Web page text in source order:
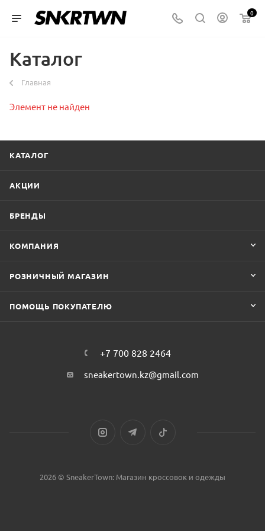
0
Каталог
Главная
Элемент не найден
КАТАЛОГ
АКЦИИ
БРЕНДЫ
КОМПАНИЯ
РОЗНИЧНЫЙ МАГАЗИН
ПОМОЩЬ ПОКУПАТЕЛЮ
+7 700 828 2464
sneakertown.kz@gmail.com
2026 © SneakerTown: Магазин кроссовок и одежды